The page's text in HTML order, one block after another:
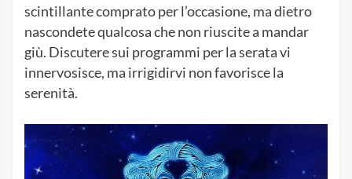
scintillante comprato per l’occasione, ma dietro
nascondete qualcosa che non riuscite a mandar
giù. Discutere sui programmi per la serata vi
innervosisce, ma irrigidirvi non favorisce la
serenità.